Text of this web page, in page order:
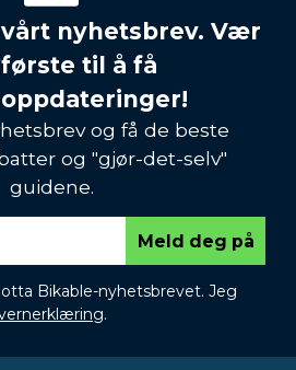
nyhetsbrev. Vær
til å få
og få de beste
og "gjør-det-selv"
guidene.
Meld deg på
Bikable-nyhetsbrevet. Jeg
.